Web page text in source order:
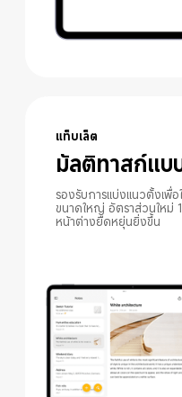
แท็บเล็ต
มัลติทาสก์แบ
รองรับการแบ่งแนวตั้งเพื่
ขนาดใหญ่ อัตราส่วนใหม่
หน้าต่างยืดหยุ่นยิ่งขึ้น